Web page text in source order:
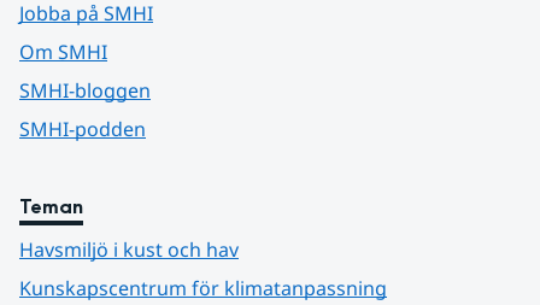
Jobba på SMHI
Om SMHI
SMHI-bloggen
SMHI-podden
Teman
Havsmiljö i kust och hav
Kunskapscentrum för klimatanpassning